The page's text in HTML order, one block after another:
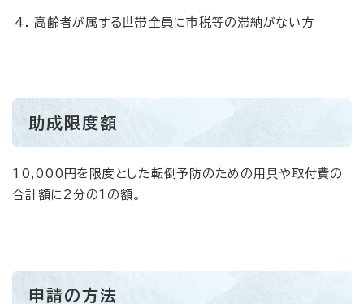
高齢者が属する世帯全員に市税等の滞納がない方
助成限度額
10,000円を限度とした転倒予防のための用具や取付費の
合計額に2分の1の額。
申請の方法